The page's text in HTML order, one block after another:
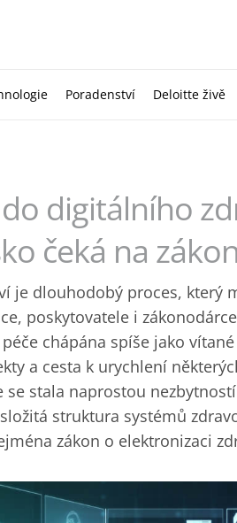
Poradenství Deloitte živě
digitálního
čeká na
je dlouhodobý proces, který
poskytovatele i
chápána spíše jako
a cesta k urychlení
stala naprostou
struktura systémů
zákon o elektronizaci